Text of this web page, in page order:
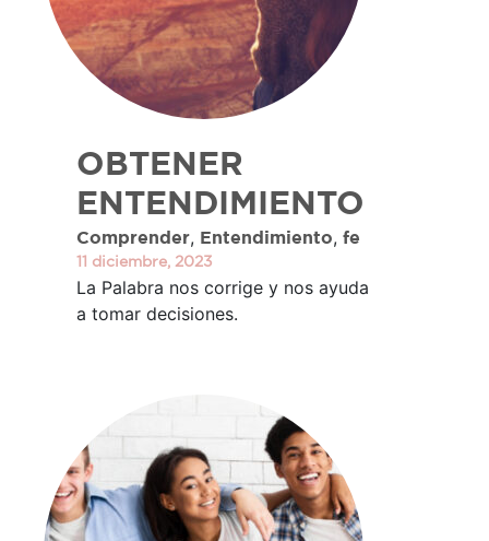
OBTENER
ENTENDIMIENTO
Comprender, Entendimiento, fe
11 diciembre, 2023
La Palabra nos corrige y nos ayuda
a tomar decisiones.